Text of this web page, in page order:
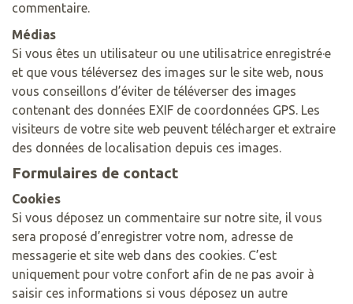
commentaire.
Médias
Si vous êtes un utilisateur ou une utilisatrice enregistré·e
et que vous téléversez des images sur le site web, nous
vous conseillons d’éviter de téléverser des images
contenant des données EXIF de coordonnées GPS. Les
visiteurs de votre site web peuvent télécharger et extraire
des données de localisation depuis ces images.
Formulaires de contact
Cookies
Si vous déposez un commentaire sur notre site, il vous
sera proposé d’enregistrer votre nom, adresse de
messagerie et site web dans des cookies. C’est
uniquement pour votre confort afin de ne pas avoir à
saisir ces informations si vous déposez un autre